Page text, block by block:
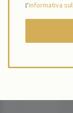
l’informativa